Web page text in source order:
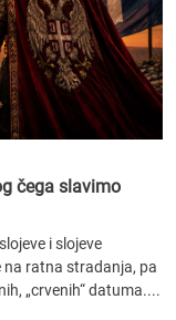
čega slavimo
i slojeve
na ratna stradanja, pa
„crvenih“ datuma....